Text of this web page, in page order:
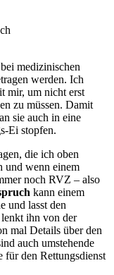
medizinischen
werden. Ich
mir, um nicht erst
zu müssen. Damit
sie auch in eine
Ei stopfen.
die ich oben
und wenn einem
noch RVZ – also
kann einem
und lasst den
ihn von der
mal Details über den
auch umstehende
den Rettungsdienst